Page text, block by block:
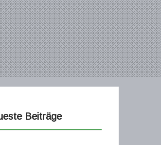
Beiträge